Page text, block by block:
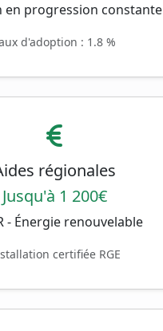
en progression constante
d'adoption : 1.8 %
régionales
Jusqu'à 1 200€
- Énergie renouvelable
certifiée RGE